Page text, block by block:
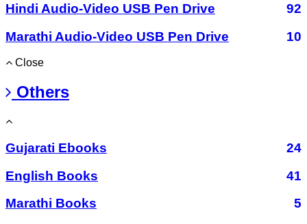
Hindi Audio-Video USB Pen Drive
92
Marathi Audio-Video USB Pen Drive
10
Close
Others
Gujarati Ebooks
24
English Books
41
Marathi Books
5